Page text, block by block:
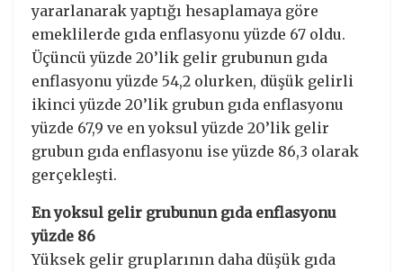
yararlanarak yaptığı hesaplamaya göre
emeklilerde gıda enflasyonu yüzde 67 oldu.
Üçüncü yüzde 20’lik gelir grubunun gıda
enflasyonu yüzde 54,2 olurken, düşük gelirli
ikinci yüzde 20’lik grubun gıda enflasyonu
yüzde 67,9 ve en yoksul yüzde 20’lik gelir
grubun gıda enflasyonu ise yüzde 86,3 olarak
gerçekleşti.
En yoksul gelir grubunun gıda enflasyonu
yüzde 86
Yüksek gelir gruplarının daha düşük gıda